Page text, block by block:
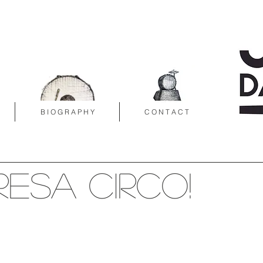
Circo!
B I O G R A P H Y C O N T A C T